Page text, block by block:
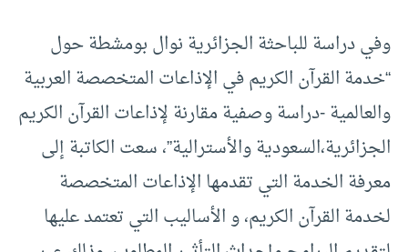
وفي دراسة للباحثة الجزائرية نوال بومشطة حول
“خدمة القرآن الكريم في الإذاعات المتخصصة العربية
والعالمية -دراسة وصفية مقارنة لإذاعات القرآن الكريم
الجزائرية،السعودية والأسترالية”، سعت الكاتبة إلى
معرفة الخدمة التي تقدمها الإذاعات المتخصصة
لخدمة القرآن الكريم، و الأساليب التي تعتمد عليها